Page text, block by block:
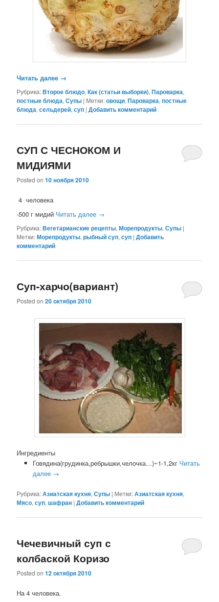
Читать далее →
Рубрика:Второе блюдо,Как (статьи выборки),Пароварка,
постные блюда,Супы | Метки:овощи,Пароварка,постные
блюда,сельдерей,суп |Добавить комментарий
СУП С ЧЕСНОКОМ И
МИДИЯМИ
Posted on10 ноября 2010
4 человека
-500 г мидий Читать далее →
Рубрика:Вегетарианские рецепты,Морепродукты,Супы |
Метки:Морепродукты,рыбный суп,суп |Добавить
комментарий
Суп-харчо(вариант)
Posted on20 октября 2010
Ингредиенты
Говядина(грудинка,ребрышки,челочка…)~1-1,2кг Читать
далее →
Рубрика:Азиатская кухня,Супы | Метки:Азиатская кухня,
Мясо,суп,шафран |Добавить комментарий
Чечевичный суп с
колбаской Коризо
Posted on12 октября 2010
На 4 человека.